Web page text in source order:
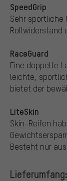
SpeedGrip
Sehr sportliche
Rollwiderstand
RaceGuard
Eine doppelte
leichte,
bietet der
LiteSkin
Skin-Reifen
Besteht nur
Lieferumfang: